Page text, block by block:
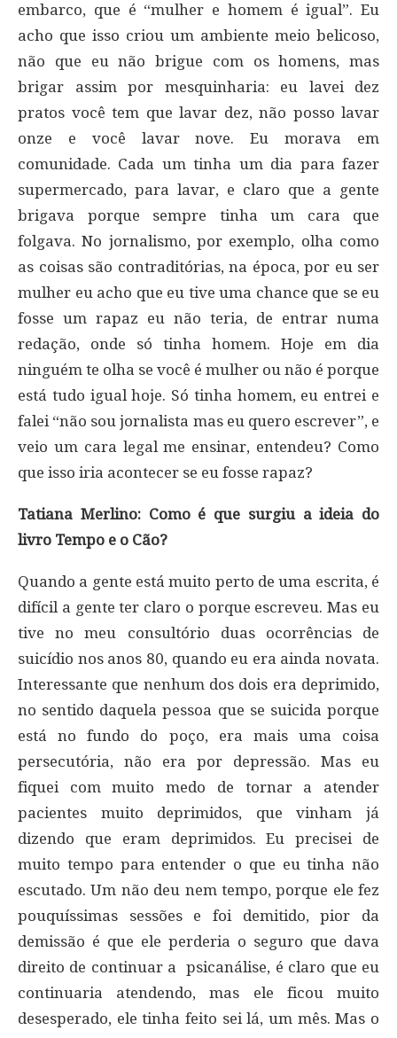
embarco, que é “mulher e homem é igual”. Eu
acho que isso criou um ambiente meio belicoso,
não que eu não brigue com os homens, mas
brigar assim por mesquinharia: eu lavei dez
pratos você tem que lavar dez, não posso lavar
onze e você lavar nove. Eu morava em
comunidade. Cada um tinha um dia para fazer
supermercado, para lavar, e claro que a gente
brigava porque sempre tinha um cara que
folgava. No jornalismo, por exemplo, olha como
as coisas são contraditórias, na época, por eu ser
mulher eu acho que eu tive uma chance que se eu
fosse um rapaz eu não teria, de entrar numa
redação, onde só tinha homem. Hoje em dia
ninguém te olha se você é mulher ou não é porque
está tudo igual hoje. Só tinha homem, eu entrei e
falei “não sou jornalista mas eu quero escrever”, e
veio um cara legal me ensinar, entendeu? Como
que isso iria acontecer se eu fosse rapaz?
Tatiana Merlino: Como é que surgiu a ideia do
livro Tempo e o Cão?
Quando a gente está muito perto de uma escrita, é
difícil a gente ter claro o porque escreveu. Mas eu
tive no meu consultório duas ocorrências de
suicídio nos anos 80, quando eu era ainda novata.
Interessante que nenhum dos dois era deprimido,
no sentido daquela pessoa que se suicida porque
está no fundo do poço, era mais uma coisa
persecutória, não era por depressão. Mas eu
fiquei com muito medo de tornar a atender
pacientes muito deprimidos, que vinham já
dizendo que eram deprimidos. Eu precisei de
muito tempo para entender o que eu tinha não
escutado. Um não deu nem tempo, porque ele fez
pouquíssimas sessões e foi demitido, pior da
demissão é que ele perderia o seguro que dava
direito de continuar a psicanálise, é claro que eu
continuaria atendendo, mas ele ficou muito
desesperado, ele tinha feito sei lá, um mês. Mas o